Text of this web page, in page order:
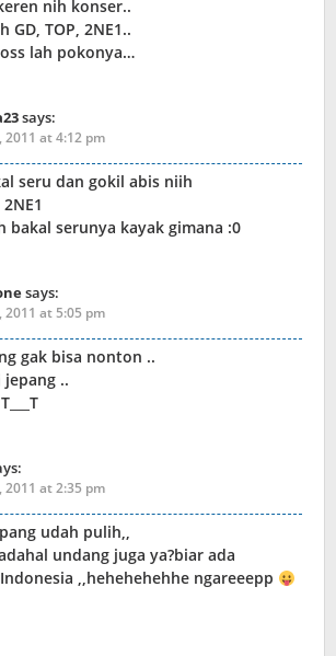
nih konser..
GD, TOP, 2NE1..
lah pokonya…
says:
2011 at 4:12 pm
seru dan gokil abis niih
bakal serunya kayak gimana :0
says:
2011 at 5:05 pm
gak bisa nonton ..
..
2011 at 2:35 pm
udah pulih,,
undang juga ya?biar ada
,,hehehehehhe ngareeepp